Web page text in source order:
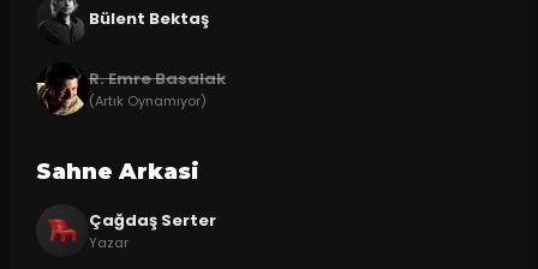
Bülent Bektaş
R. Emre Basalak
(Artık Oynamıyor)
Sahne Arkasi
Çağdaş Serter
Yazar